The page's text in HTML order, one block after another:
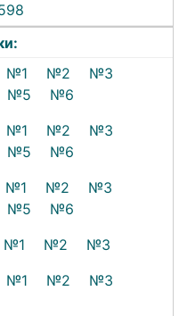
№1 №2
№3
№5
№6
№1 №2
№3
№5
№6
№1 №2
№3
№5
№6
№1 №2
№3
№1 №2
№3